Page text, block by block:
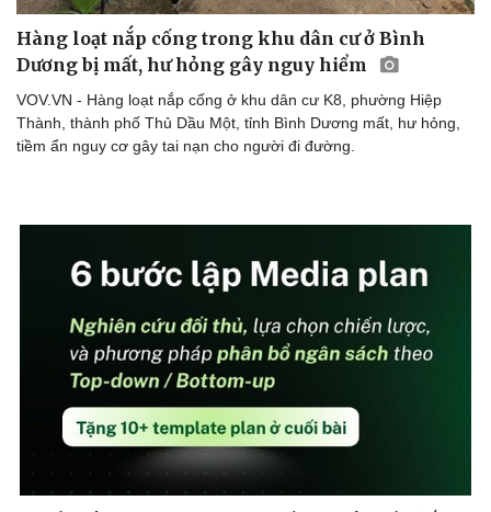
Hàng loạt nắp cống trong khu dân cư ở Bình
Dương bị mất, hư hỏng gây nguy hiểm
VOV.VN - Hàng loạt nắp cống ở khu dân cư K8, phường Hiệp
Thành, thành phố Thủ Dầu Một, tỉnh Bình Dương mất, hư hỏng,
tiềm ẩn nguy cơ gây tai nạn cho người đi đường.